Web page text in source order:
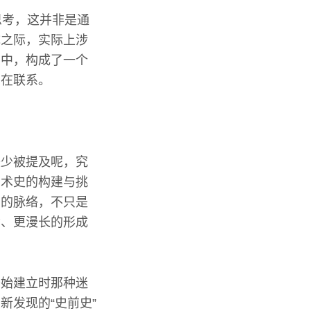
，这并非是通
际，实际上涉
，构成了一个
联系。
被提及呢，究
史的构建与挑
脉络，不只是
更漫长的形成
建立时那种迷
发现的“史前史”